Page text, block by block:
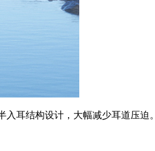
耳结构设计，大幅减少耳道压迫。